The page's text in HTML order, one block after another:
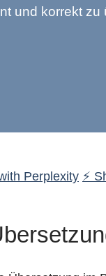
und korrekt zu
Perplexity ⚡